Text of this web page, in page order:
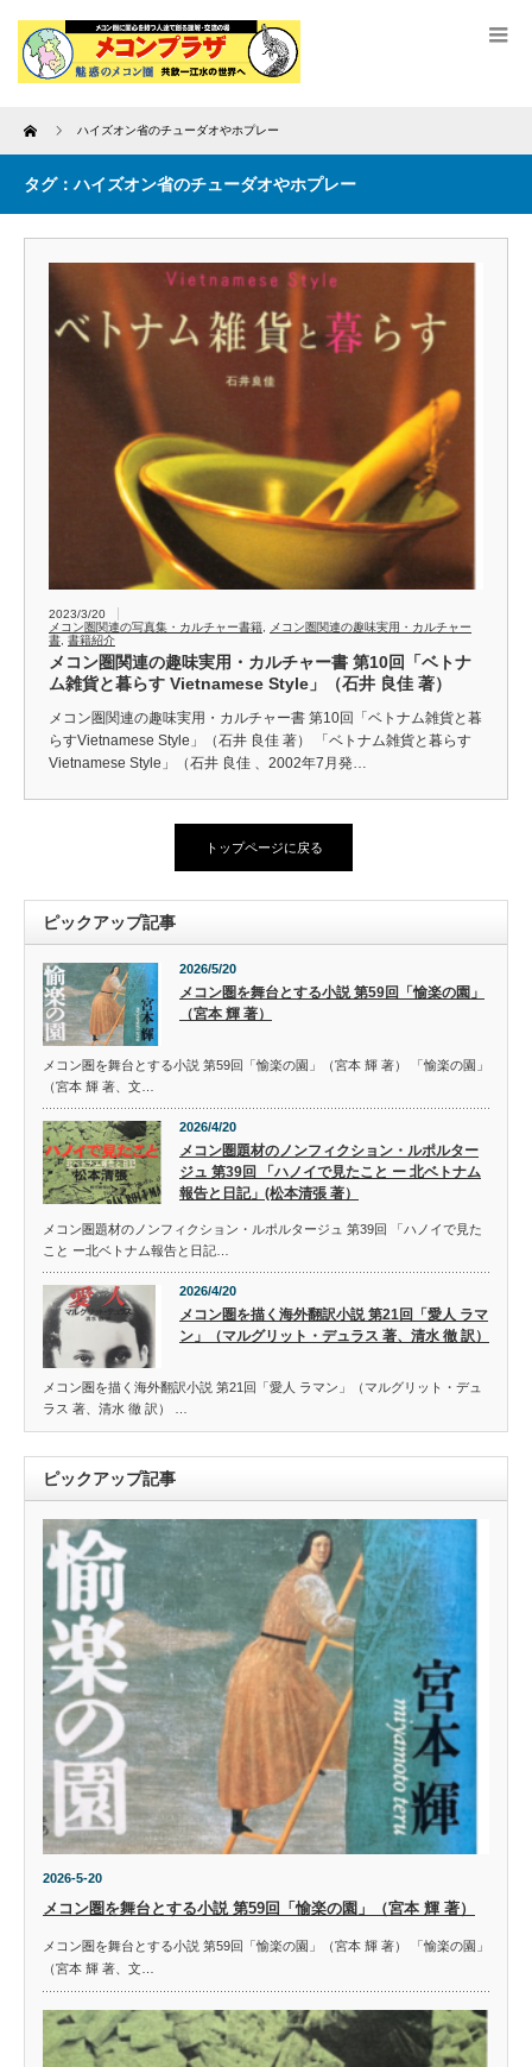
Home ハイズオン省のチューダオやホプレー
タグ：ハイズオン省のチューダオやホプレー
2023/3/20
メコン圏関連の写真集・カルチャー書籍
メコン圏関連の趣味実用・カルチャー
書 書籍紹介
メコン圏関連の趣味実用・カルチャー書 第10回「ベトナ
ム雑貨と暮らす Vietnamese Style」（石井 良佳 著）
メコン圏関連の趣味実用・カルチャー書 第10回「ベトナム雑貨と暮
らすVietnamese Style」（石井 良佳 著） 「ベトナム雑貨と暮らす
Vietnamese Style」（石井 良佳 、2002年7月発…
トップページに戻る
ピックアップ記事
2026/5/20
メコン圏を舞台とする小説 第59回「愉楽の園」
（宮本 輝 著）
メコン圏を舞台とする小説 第59回「愉楽の園」（宮本 輝 著） 「愉楽の園」
（宮本 輝 著、文…
2026/4/20
メコン圏題材のノンフィクション・ルポルター
ジュ 第39回 「ハノイで見たこと ー 北ベトナム
報告と日記」(松本清張 著）
メコン圏題材のノンフィクション・ルポルタージュ 第39回 「ハノイで見た
こと ー北ベトナム報告と日記…
2026/4/20
メコン圏を描く海外翻訳小説 第21回「愛人 ラマ
ン」（マルグリット・デュラス 著、清水 徹 訳）
メコン圏を描く海外翻訳小説 第21回「愛人 ラマン」（マルグリット・デュ
ラス 著、清水 徹 訳） …
ピックアップ記事
2026-5-20
メコン圏を舞台とする小説 第59回「愉楽の園」（宮本 輝 著）
メコン圏を舞台とする小説 第59回「愉楽の園」（宮本 輝 著） 「愉楽の園」
（宮本 輝 著、文…